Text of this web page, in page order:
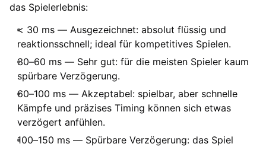
das Spielerlebnis:
< 30 ms — Ausgezeichnet: absolut flüssig und
reaktionsschnell; ideal für kompetitives Spielen.
30–60 ms — Sehr gut: für die meisten Spieler kaum
spürbare Verzögerung.
60–100 ms — Akzeptabel: spielbar, aber schnelle
Kämpfe und präzises Timing können sich etwas
verzögert anfühlen.
100–150 ms — Spürbare Verzögerung: das Spiel